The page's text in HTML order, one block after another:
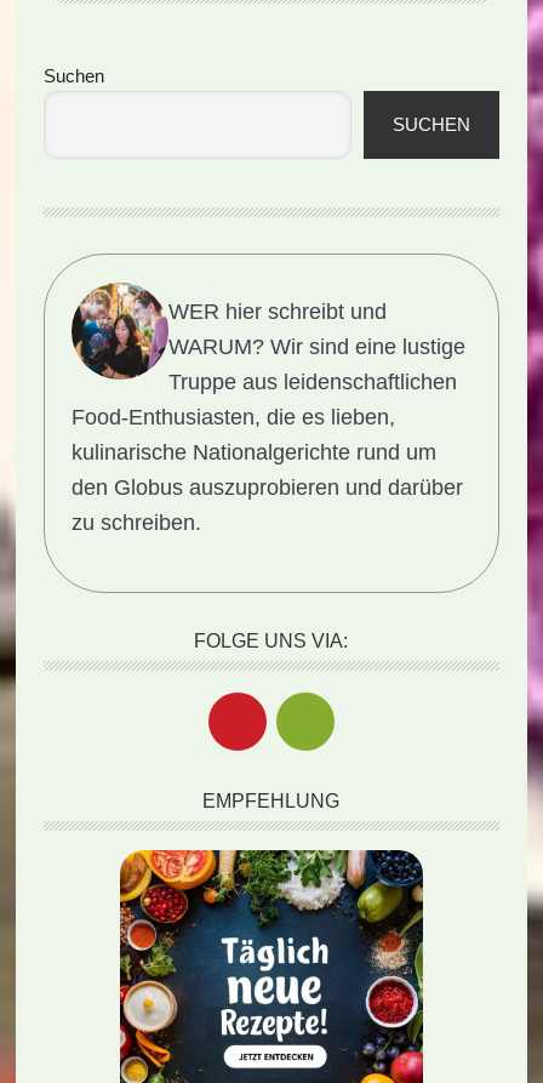
Seitenspalte
Suchen
SUCHEN
WER hier schreibt und
WARUM? Wir sind eine lustige
Truppe aus leidenschaftlichen
Food-Enthusiasten, die es lieben,
kulinarische Nationalgerichte rund um
den Globus auszuprobieren und darüber
zu schreiben.
FOLGE UNS VIA:
EMPFEHLUNG